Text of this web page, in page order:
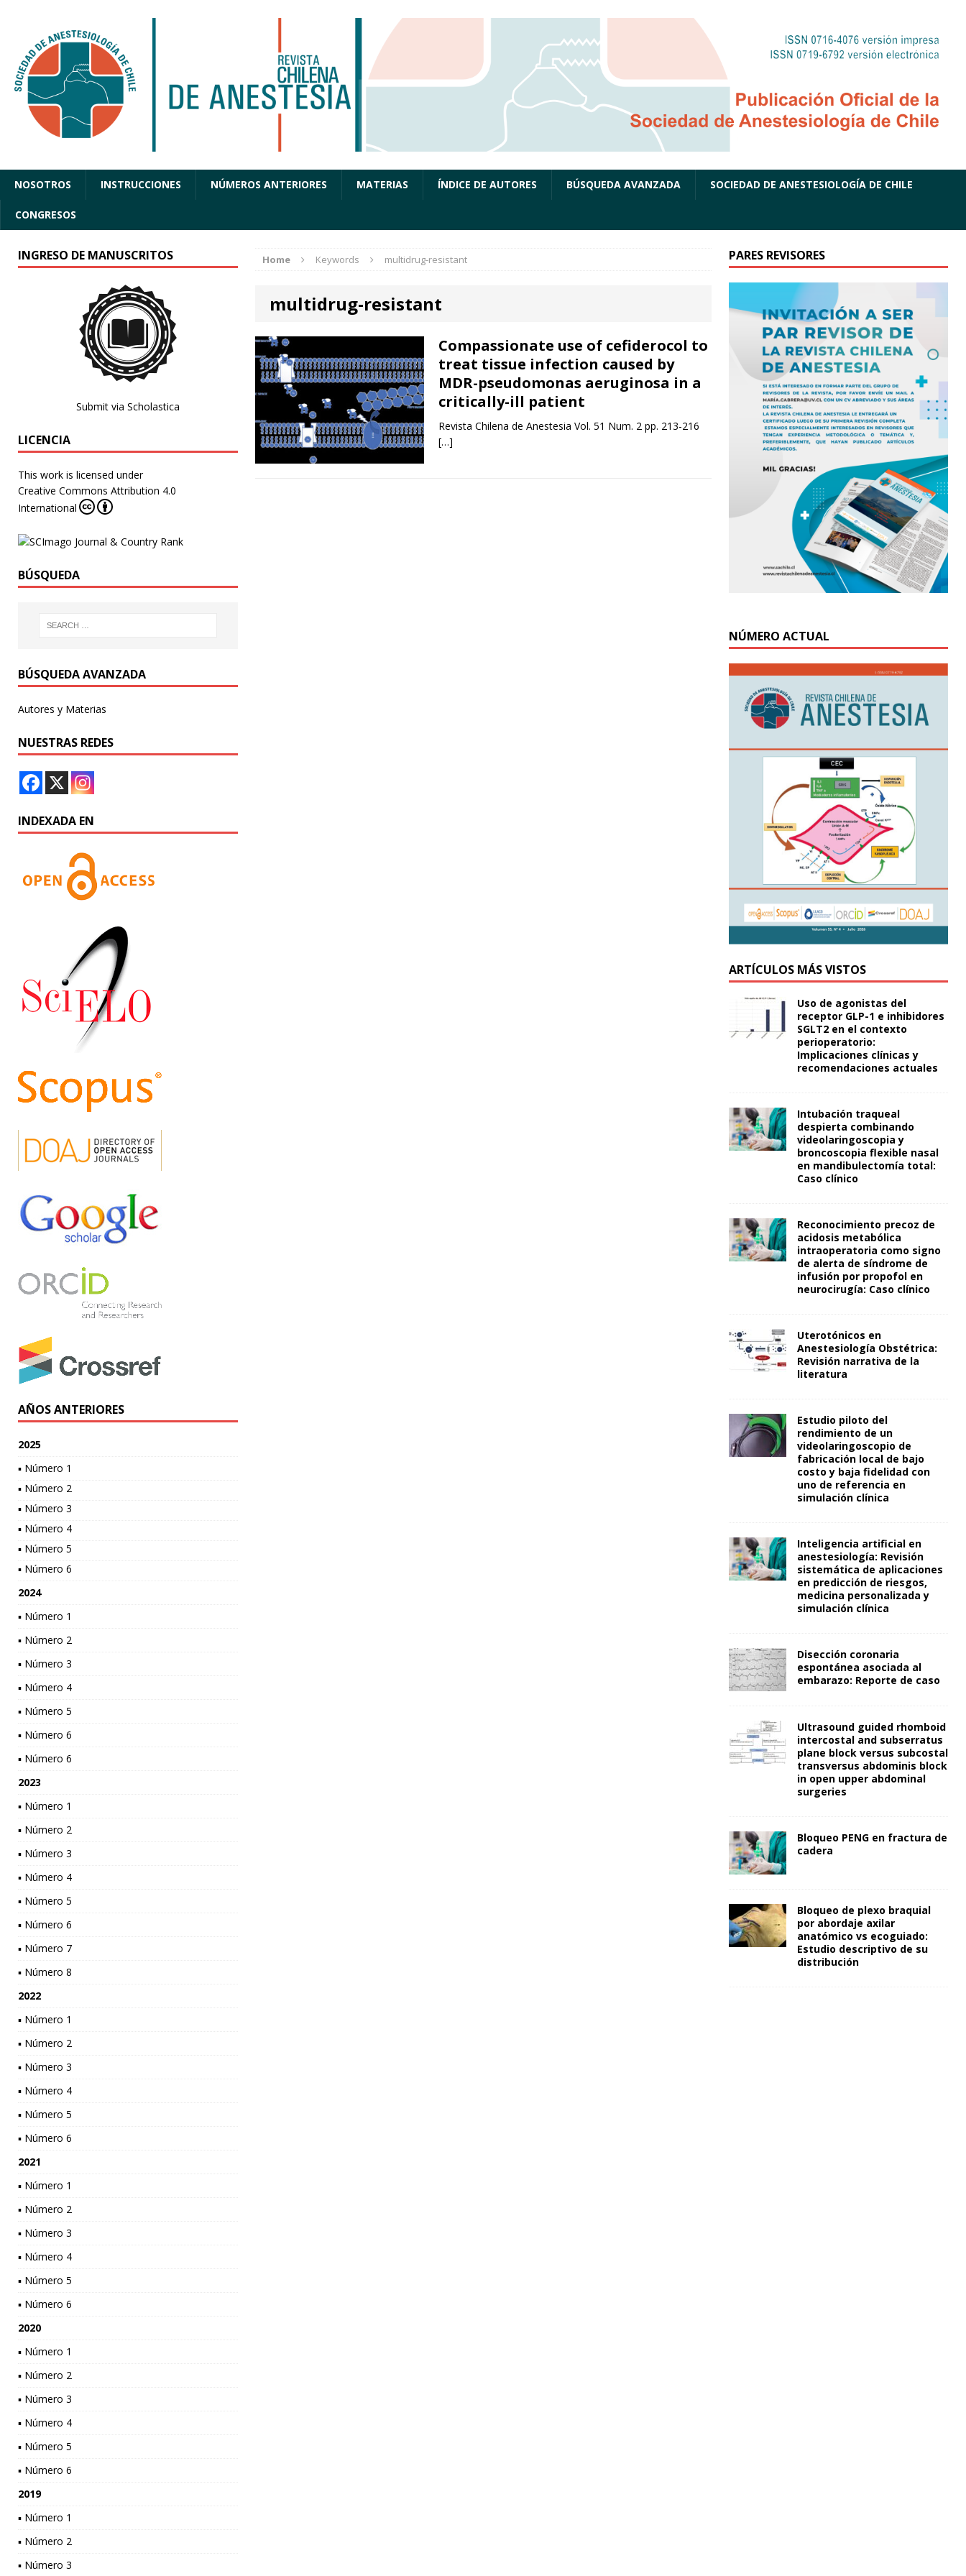
NOSOTROS INSTRUCCIONES NÚMEROS ANTERIORES MATERIAS ÍNDICE DE AUTORES BÚSQUEDA AVANZADA SOCIEDAD DE ANESTESIOLOGÍA DE CHILE
CONGRESOS
Home Keywords multidrug-resistant
multidrug-resistant
Compassionate use of cefiderocol to
treat tissue infection caused by
MDR-pseudomonas aeruginosa in a
critically-ill patient
Revista Chilena de Anestesia Vol. 51 Num. 2 pp. 213-216
[…]
INGRESO DE MANUSCRITOS
Submit via Scholastica
LICENCIA
This work is licensed under
Creative Commons Attribution 4.0
International
BÚSQUEDA
BÚSQUEDA AVANZADA
Autores y Materias
NUESTRAS REDES
INDEXADA EN
AÑOS ANTERIORES
2025
▪ Número 1
▪ Número 2
▪ Número 3
▪ Número 4
▪ Número 5
▪ Número 6
2024
▪ Número 1
▪ Número 2
▪ Número 3
▪ Número 4
▪ Número 5
▪ Número 6
▪ Número 6
2023
▪ Número 1
▪ Número 2
▪ Número 3
▪ Número 4
▪ Número 5
▪ Número 6
▪ Número 7
▪ Número 8
2022
▪ Número 1
▪ Número 2
▪ Número 3
▪ Número 4
▪ Número 5
▪ Número 6
2021
▪ Número 1
▪ Número 2
▪ Número 3
▪ Número 4
▪ Número 5
▪ Número 6
2020
▪ Número 1
▪ Número 2
▪ Número 3
▪ Número 4
▪ Número 5
▪ Número 6
2019
▪ Número 1
▪ Número 2
▪ Número 3
PARES REVISORES
NÚMERO ACTUAL
ARTÍCULOS MÁS VISTOS
Uso de agonistas del
receptor GLP-1 e inhibidores
SGLT2 en el contexto
perioperatorio:
Implicaciones clínicas y
recomendaciones actuales
Intubación traqueal
despierta combinando
videolaringoscopia y
broncoscopia flexible nasal
en mandibulectomía total:
Caso clínico
Reconocimiento precoz de
acidosis metabólica
intraoperatoria como signo
de alerta de síndrome de
infusión por propofol en
neurocirugía: Caso clínico
Uterotónicos en
Anestesiología Obstétrica:
Revisión narrativa de la
literatura
Estudio piloto del
rendimiento de un
videolaringoscopio de
fabricación local de bajo
costo y baja fidelidad con
uno de referencia en
simulación clínica
Inteligencia artificial en
anestesiología: Revisión
sistemática de aplicaciones
en predicción de riesgos,
medicina personalizada y
simulación clínica
Disección coronaria
espontánea asociada al
embarazo: Reporte de caso
Ultrasound guided rhomboid
intercostal and subserratus
plane block versus subcostal
transversus abdominis block
in open upper abdominal
surgeries
Bloqueo PENG en fractura de
cadera
Bloqueo de plexo braquial
por abordaje axilar
anatómico vs ecoguiado:
Estudio descriptivo de su
distribución